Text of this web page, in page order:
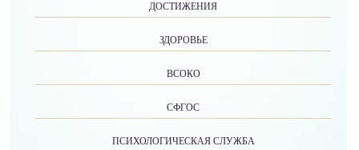
ДОСТИЖЕНИЯ
ЗДОРОВЬЕ
ВСОКО
СФГОС
ПСИХОЛОГИЧЕСКАЯ СЛУЖБА